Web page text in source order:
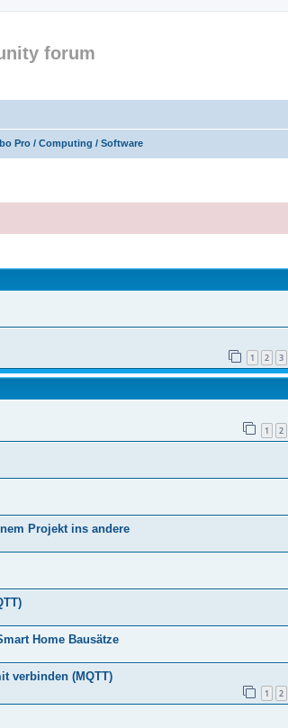
forum
Pro / Computing / Software
1 2 3
1 2
Projekt ins andere
Home Bausätze
verbinden (MQTT)
1 2